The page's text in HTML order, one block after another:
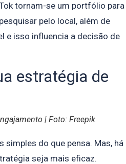
tornam-se um portfólio para
pelo local, além de
e isso influencia a decisão de
estratégia de
| Foto: Freepik
simples do que pensa. Mas, há
seja mais eficaz.